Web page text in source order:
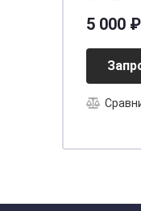
эл (уп.2
5 000 ₽